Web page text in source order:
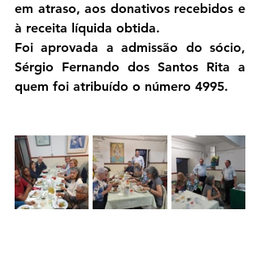
em atraso, aos donativos recebidos e
à receita líquida obtida.
Foi aprovada a admissão do sócio,
Sérgio Fernando dos Santos Rita a
quem foi atribuído o número 4995.